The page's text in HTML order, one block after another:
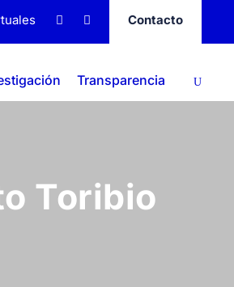
Contacto
Transparencia
Toribio